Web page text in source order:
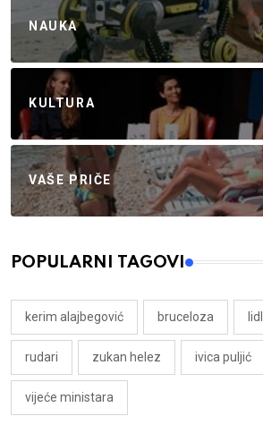
NAUKA
KULTURA
VAŠE PRIČE
POPULARNI TAGOVI
kerim alajbegović bruceloza lidl
rudari zukan helez ivica puljić
vijeće ministara